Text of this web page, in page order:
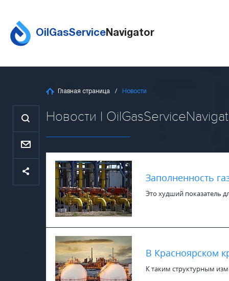
OilGasServiceNavigator
Главная страница Новости
Новости |
Заполненность
Это худший показатель
В Красноярском
К таким структурным